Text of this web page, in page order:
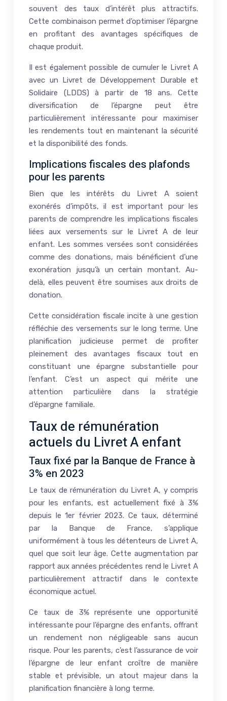
souvent des taux d’intérêt plus attractifs.
Cette combinaison permet d’optimiser l’épargne
en profitant des avantages spécifiques de
chaque produit.
Il est également possible de cumuler le Livret A
avec un Livret de Développement Durable et
Solidaire (LDDS) à partir de 18 ans. Cette
diversification de l’épargne peut être
particulièrement intéressante pour maximiser
les rendements tout en maintenant la sécurité
et la disponibilité des fonds.
Implications fiscales des plafonds
pour les parents
Bien que les intérêts du Livret A soient
exonérés d’impôts, il est important pour les
parents de comprendre les implications fiscales
liées aux versements sur le Livret A de leur
enfant. Les sommes versées sont considérées
comme des donations, mais bénéficient d’une
exonération jusqu’à un certain montant. Au-
delà, elles peuvent être soumises aux droits de
donation.
Cette considération fiscale incite à une gestion
réfléchie des versements sur le long terme. Une
planification judicieuse permet de profiter
pleinement des avantages fiscaux tout en
constituant une épargne substantielle pour
l’enfant. C’est un aspect qui mérite une
attention particulière dans la stratégie
d’épargne familiale.
Taux de rémunération
actuels du Livret A enfant
Taux fixé par la Banque de France à
3% en 2023
Le taux de rémunération du Livret A, y compris
pour les enfants, est actuellement fixé à 3%
depuis le 1er février 2023. Ce taux, déterminé
par la Banque de France, s’applique
uniformément à tous les détenteurs de Livret A,
quel que soit leur âge. Cette augmentation par
rapport aux années précédentes rend le Livret A
particulièrement attractif dans le contexte
économique actuel.
Ce taux de 3% représente une opportunité
intéressante pour l’épargne des enfants, offrant
un rendement non négligeable sans aucun
risque. Pour les parents, c’est l’assurance de voir
l’épargne de leur enfant croître de manière
stable et prévisible, un atout majeur dans la
planification financière à long terme.